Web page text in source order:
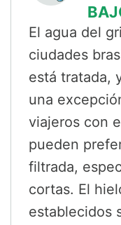
El agua del
ciudades
está tratada,
una
viajeros con
pueden
filtrada,
cortas. El
establecidos